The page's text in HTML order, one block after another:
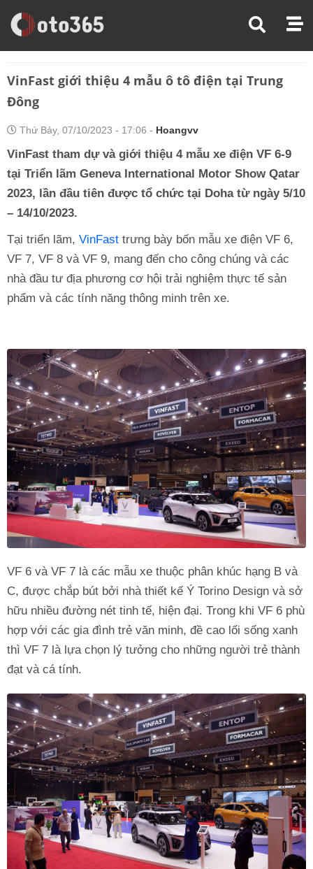
Trang Chủ
Thị Trường Xe
VinFast giới thiệu 4 mẫu ô tô điện tại Trung
Đông
Thứ Bảy, 07/10/2023 - 17:06 - Hoangvv
VinFast tham dự và giới thiệu 4 mẫu xe điện VF 6-9
tại Triển lãm Geneva International Motor Show Qatar
2023, lần đầu tiên được tổ chức tại Doha từ ngày 5/10
– 14/10/2023.
Tại triển lãm, VinFast trưng bày bốn mẫu xe điện VF 6,
VF 7, VF 8 và VF 9, mang đến cho công chúng và các
nhà đầu tư địa phương cơ hội trải nghiệm thực tế sản
phẩm và các tính năng thông minh trên xe.
VF 6 và VF 7 là các mẫu xe thuộc phân khúc hạng B và
C, được chắp bút bởi nhà thiết kế Ý Torino Design và sở
hữu nhiều đường nét tinh tế, hiện đại. Trong khi VF 6 phù
hợp với các gia đình trẻ văn minh, đề cao lối sống xanh
thì VF 7 là lựa chọn lý tưởng cho những người trẻ thành
đạt và cá tính.